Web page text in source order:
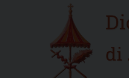
Home
new